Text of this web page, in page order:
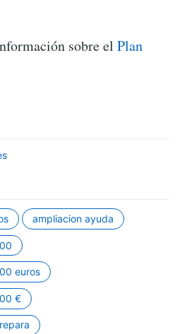
sobre el Plan
ampliacion ayuda
euros
€